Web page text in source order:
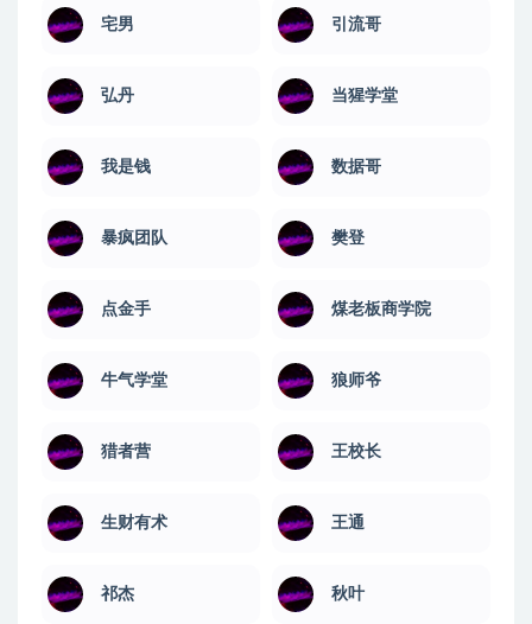
宅男 引流哥
弘丹 当猩学堂
我是钱 数据哥
暴疯团队 樊登
点金手 煤老板商学院
牛气学堂 狼师爷
猎者营 王校长
生财有术 王通
祁杰 秋叶